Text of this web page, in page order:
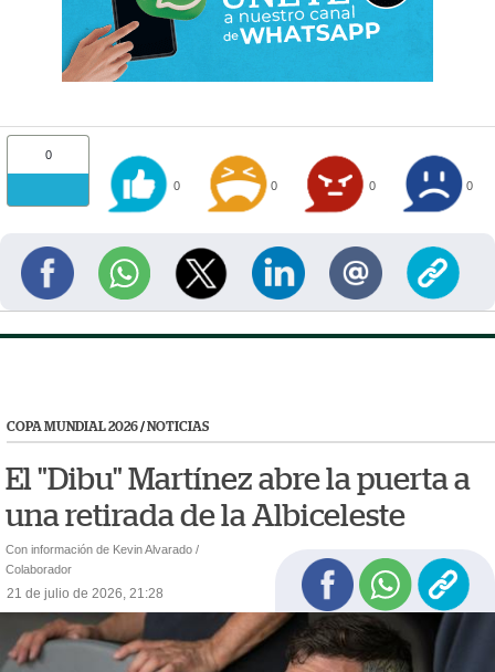
0
0 0 0 0
COPA MUNDIAL 2026/NOTICIAS
El "Dibu" Martínez abre la puerta a
una retirada de la Albiceleste
Con información de Kevin Alvarado /
Colaborador
21 de julio de 2026, 21:28